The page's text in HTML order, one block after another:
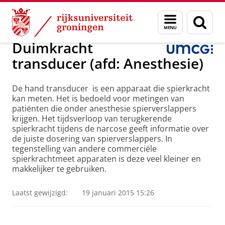
Skip
Content
Skip
Navigation
Menu
en
zoeken
Over ons Projecten
Duimkracht
transducer (afd: Anesthesie)
De hand transducer is een apparaat die spierkracht
kan meten. Het is bedoeld voor metingen van
patiënten die onder anesthesie spierverslappers
krijgen. Het tijdsverloop van terugkerende
spierkracht tijdens de narcose geeft informatie over
de juiste dosering van spierverslappers. In
tegenstelling van andere commerciële
spierkrachtmeet apparaten is deze veel kleiner en
makkelijker te gebruiken.
Laatst gewijzigd: 19 januari 2015 15:26